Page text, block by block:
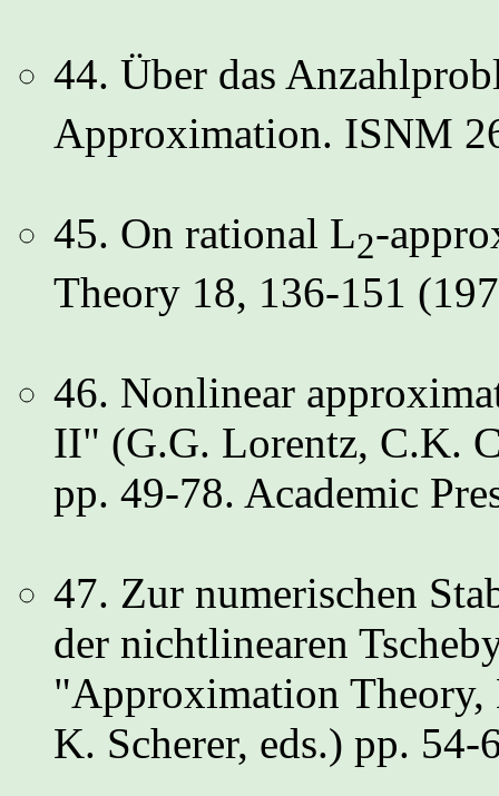
44. Über das
Approximation. ISNM
45. On rational L2-
Theory 18, 136-151
46. Nonlinear
II" (G.G. Lorentz, C.K.
pp. 49-78. Academic
47. Zur numerischen
der nichtlinearen
"Approximation Theory,
K. Scherer, eds.) pp.